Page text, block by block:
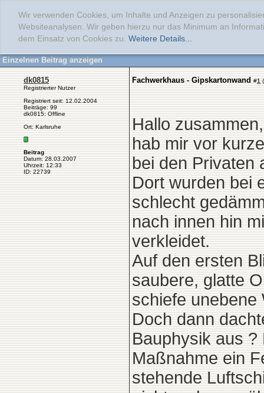
Wir verwenden Cookies, um Inhalte und Anzeigen zu
Websiteanalysen. Wir geben hierzu nur das Minimum an
dem Einsatz von Cookies zu. Weitere Details...
Einzelnen Beitrag anzeigen
dk0815
Registrierter Nutzer
Registriert seit: 12.02.2004
Beiträge: 99
dk0815: Offline
Ort: Karlsruhe
Beitrag
Datum: 28.03.2007
Uhrzeit: 12:33
ID: 22739
Fachwerkhaus - Gipskartonwand #1 (
Hallo zusammen,
hab mir vor
bei den Privaten
Dort wurden bei
schlecht
nach innen hin
verkleidet.
Auf den ersten
saubere, glatte
schiefe unebene
Doch dann
Bauphysik aus
Maßnahme ein
stehende